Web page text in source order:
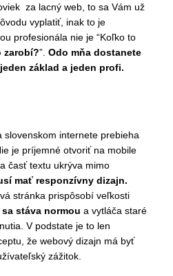
za lacný web, to sa Vám už
vyplatiť, inak to je
profesionála nie je “Koľko to
zarobí?”. Odo mňa dostanete
základ a jeden profi.
slovenskom internete prebieha
je príjemné otvoriť na mobile
časť textu ukrýva mimo
mať responzívny dizajn.
stránka prispôsobí veľkosti
stáva normou a vytláča staré
V podstate je to len
že webový dizajn má byť
zážitok.